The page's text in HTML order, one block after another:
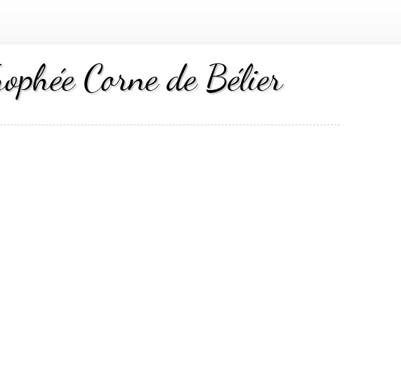
Corne de Bélier